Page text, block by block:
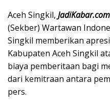
Aceh Singkil, JadiKabar.com
(Sekber) Wartawan
Singkil memberikan
Kabupaten Aceh Singkil
biaya pemberitaan bagi
dari kemitraan antara
pers.